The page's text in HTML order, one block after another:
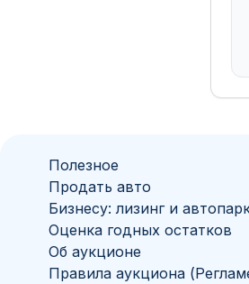
Полезное
Продать авто
Бизнесу: лизинг и
Оценка годных остатков
Об аукционе
Правила аукциона